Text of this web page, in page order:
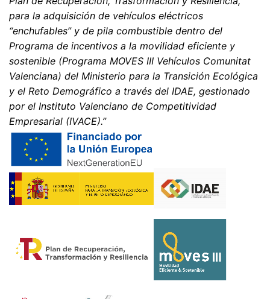
para la adquisición de vehículos eléctricos
“enchufables” y de pila combustible dentro del
Programa de incentivos a la movilidad eficiente y
sostenible (Programa MOVES III Vehículos Comunitat
Valenciana) del Ministerio para la Transición Ecológica
y el Reto Demográfico a través del IDAE, gestionado
por el Instituto Valenciano de Competitividad
Empresarial (IVACE).”